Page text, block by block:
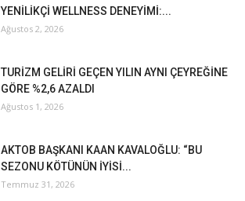
YENİLİKÇİ WELLNESS DENEYİMİ:...
Ağustos 2, 2026
TURİZM GELİRİ GEÇEN YILIN AYNI ÇEYREĞİNE
GÖRE %2,6 AZALDI
Ağustos 1, 2026
AKTOB BAŞKANI KAAN KAVALOĞLU: “BU
SEZONU KÖTÜNÜN İYİSİ...
Temmuz 31, 2026